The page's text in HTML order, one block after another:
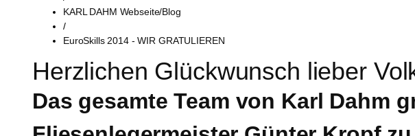
KARL DAHM Webseite/Blog
/
EuroSkills 2014 - WIR GRATULIEREN
Herzlichen Glückwunsch lieber
Das gesamte Team von Karl Dahm